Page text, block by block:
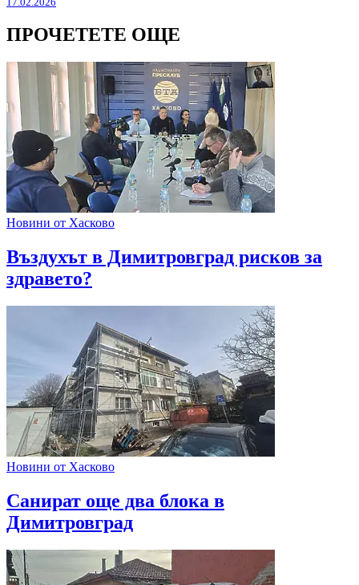
ПРОЧЕТЕТЕ ОЩЕ
Новини от Хасково
Въздухът в Димитровград рисков за
здравето?
Новини от Хасково
Санират още два блока в
Димитровград